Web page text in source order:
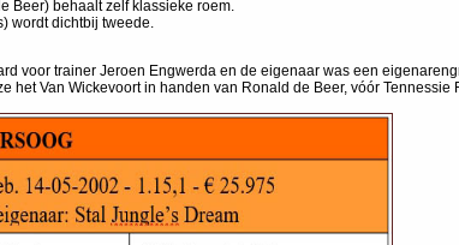
Beer) behaalt zelf klassieke roem.
wordt dichtbij tweede.
voor trainer Jeroen Engwerda en de eigenaar was een
Van Wickevoort in handen van Ronald de Beer, vóór Tennessie